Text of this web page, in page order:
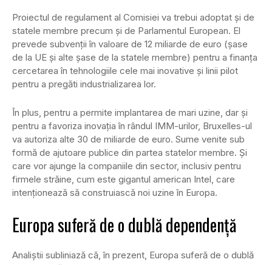
Proiectul de regulament al Comisiei va trebui adoptat şi de
statele membre precum şi de Parlamentul European. El
prevede subvenţii în valoare de 12 miliarde de euro (şase
de la UE şi alte şase de la statele membre) pentru a finanţa
cercetarea în tehnologiile cele mai inovative şi linii pilot
pentru a pregăti industrializarea lor.
În plus, pentru a permite implantarea de mari uzine, dar şi
pentru a favoriza inovaţia în rândul IMM-urilor, Bruxelles-ul
va autoriza alte 30 de miliarde de euro. Sume venite sub
formă de ajutoare publice din partea statelor membre. Și
care vor ajunge la companiile din sector, inclusiv pentru
firmele străine, cum este gigantul american Intel, care
intenţionează să construiască noi uzine în Europa.
Europa suferă de o dublă dependență
Analiştii subliniază că, în prezent, Europa suferă de o dublă